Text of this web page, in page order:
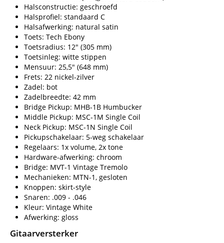
Halsconstructie: geschroefd
Halsprofiel: standaard C
Halsafwerking: natural satin
Toets: Tech Ebony
Toetsradius: 12" (305 mm)
Toetsinleg: witte stippen
Mensuur: 25,5" (648 mm)
Frets: 22 nickel-zilver
Zadel: bot
Zadelbreedte: 42 mm
Bridge Pickup: MHB-1B Humbucker
Middle Pickup: MSC-1M Single Coil
Neck Pickup: MSC-1N Single Coil
Pickupschakelaar: 5-weg schakelaar
Regelaars: 1x volume, 2x tone
Hardware-afwerking: chroom
Bridge: MVT-1 Vintage Tremolo
Mechanieken: MTN-1, gesloten
Knoppen: skirt-style
Snaren: .009 - .046
Kleur: Vintage White
Afwerking: gloss
Gitaarversterker